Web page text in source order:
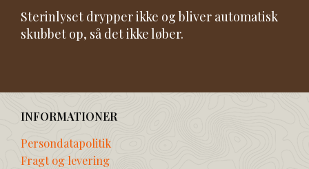
Sterinlyset drypper ikke og bliver automatisk
skubbet op, så det ikke løber.
INFORMATIONER
Persondatapolitik
Fragt og levering